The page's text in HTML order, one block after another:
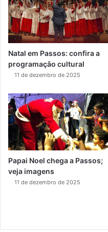
Natal em Passos: confira a
programação cultural
11 de dezembro de 2025
Papai Noel chega a Passos;
veja imagens
11 de dezembro de 2025